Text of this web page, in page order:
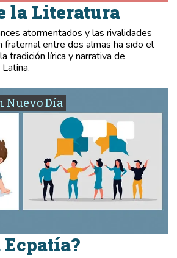
la Literatura
atormentados y las rivalidades
fraternal entre dos almas ha sido el
tradición lírica y narrativa de
Nuevo Día
Ecpatía?